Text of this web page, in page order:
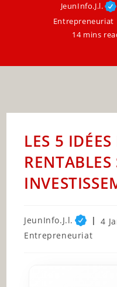
JeunInfo.J.l.
Entrepreneuriat
14 mins
LES 5
RENTABLES
Post
author:
JeunInfo.J.l.
4
Post
Entrepreneuriat